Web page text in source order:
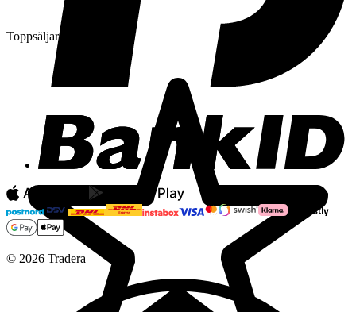
Toppsäljare
© 2026 Tradera